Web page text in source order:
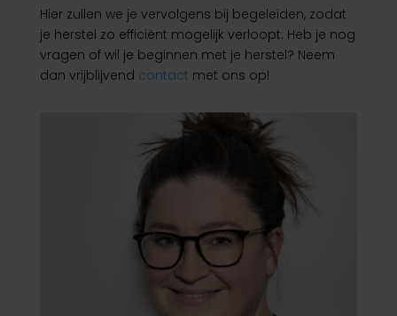
Hier zullen we je vervolgens bij begeleiden, zodat
je herstel zo efficiënt mogelijk verloopt. Heb je nog
vragen of wil je beginnen met je herstel? Neem
dan vrijblijvend contact met ons op!